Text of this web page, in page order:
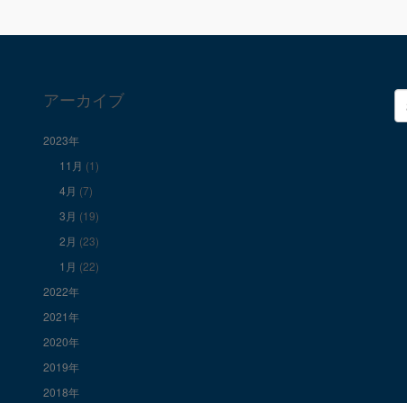
アーカイブ
2023年
11月 (1)
4月 (7)
3月 (19)
2月 (23)
1月 (22)
2022年
2021年
2020年
2019年
2018年
索: